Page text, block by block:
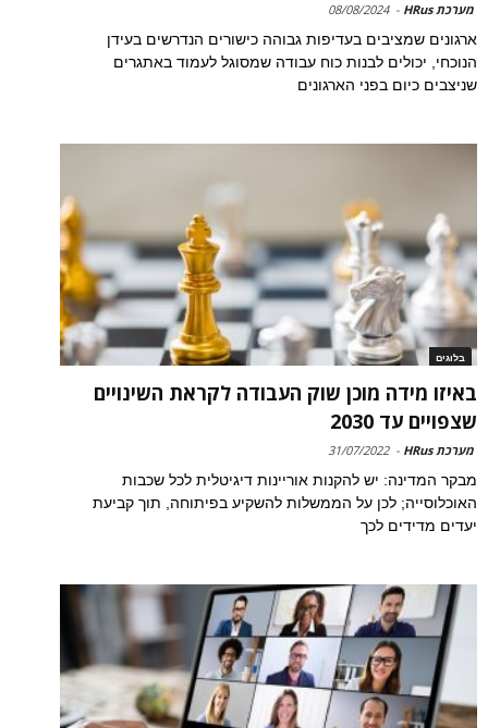
מערכת HRus -
08/08/2024
ארגונים שמציבים בעדיפות גבוהה כישורים הנדרשים בעידן
הנוכחי, יכולים לבנות כוח עבודה שמסוגל לעמוד באתגרים
שניצבים כיום בפני הארגונים
בלוגים
באיזו מידה מוכן שוק העבודה לקראת השינויים
שצפויים עד 2030
מערכת HRus -
31/07/2022
מבקר המדינה: יש להקנות אוריינות דיגיטלית לכל שכבות
האוכלוסייה; לכן על הממשלות להשקיע בפיתוחה, תוך קביעת
יעדים מדידים לכך